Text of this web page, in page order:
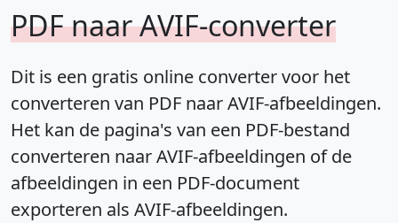
PDF naar AVIF-converter
Dit is een gratis online converter voor het
converteren van PDF naar AVIF-afbeeldingen.
Het kan de pagina's van een PDF-bestand
converteren naar AVIF-afbeeldingen of de
afbeeldingen in een PDF-document
exporteren als AVIF-afbeeldingen.